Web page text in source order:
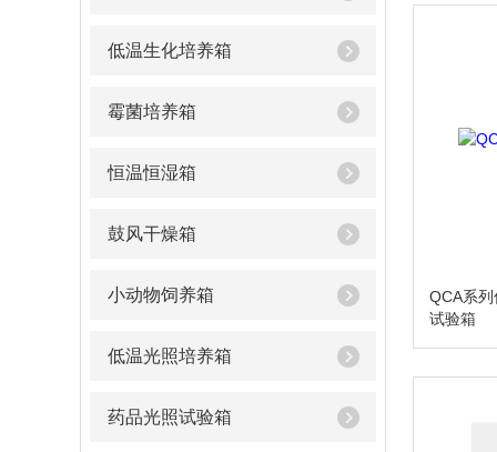
低温生化培养箱
霉菌培养箱
恒温恒湿箱
鼓风干燥箱
小动物饲养箱
低温光照培养箱
药品光照试验箱
QCA系
试验箱